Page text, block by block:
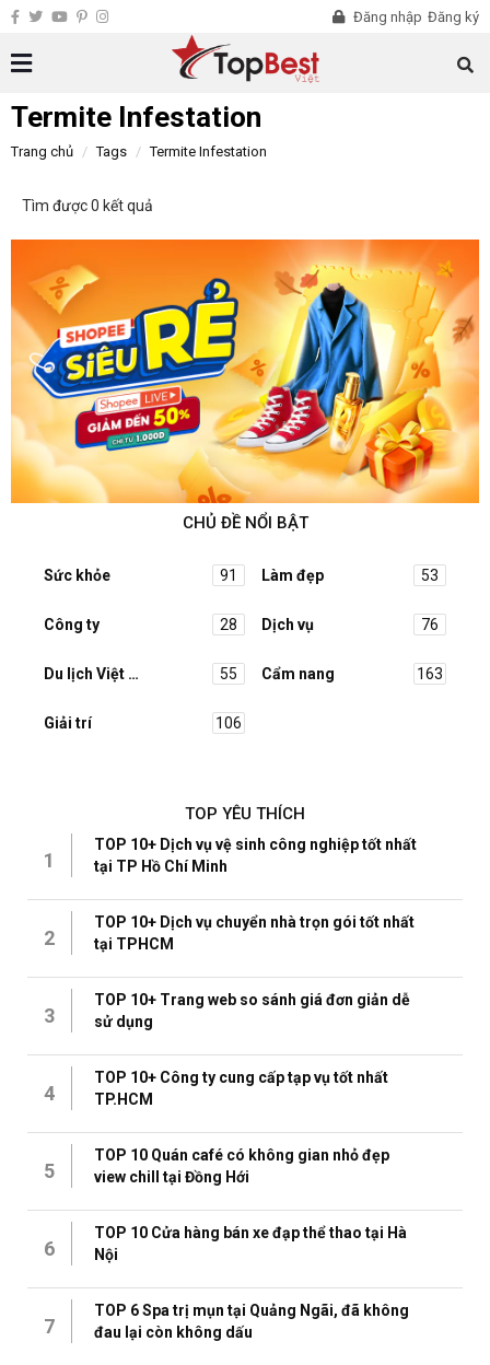
Đăng nhập Đăng ký
Termite Infestation
Trang chủ Tags Termite Infestation
Tìm được 0 kết quả
CHỦ ĐỀ NỔI BẬT
Sức khỏe 91 Làm đẹp 53
Công ty 28 Dịch vụ 76
Du lịch Việt Nam 55 Cẩm nang 163
Giải trí 106
TOP YÊU THÍCH
1
TOP 10+ Dịch vụ vệ sinh công nghiệp tốt nhất
tại TP Hồ Chí Minh
2
TOP 10+ Dịch vụ chuyển nhà trọn gói tốt nhất
tại TPHCM
3
TOP 10+ Trang web so sánh giá đơn giản dễ
sử dụng
4
TOP 10+ Công ty cung cấp tạp vụ tốt nhất
TP.HCM
5
TOP 10 Quán café có không gian nhỏ đẹp
view chill tại Đồng Hới
6
TOP 10 Cửa hàng bán xe đạp thể thao tại Hà
Nội
7
TOP 6 Spa trị mụn tại Quảng Ngãi, đã không
đau lại còn không dấu